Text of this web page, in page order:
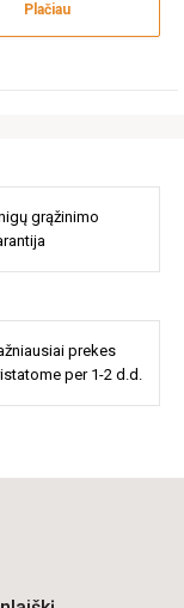
Plačiau
grąžinimo
prekes
per 1-2 d.d.